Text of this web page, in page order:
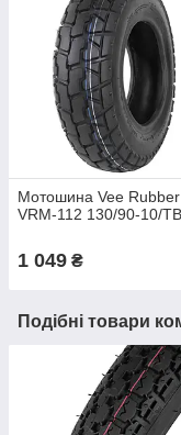
Мотошина Vee Rubber
VRM-112 130/90-10/
1 049 ₴
Подібні товари